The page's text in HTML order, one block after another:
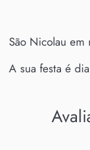
São Nicolau em
A sua festa é